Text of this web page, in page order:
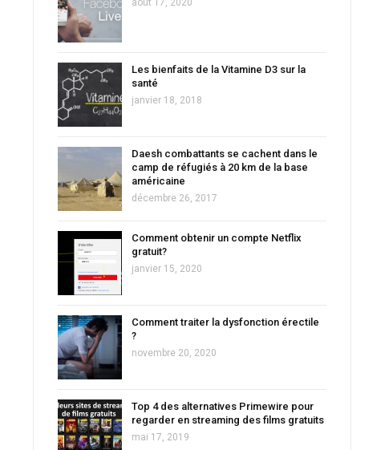
août 17, 2020
Les bienfaits de la Vitamine D3 sur la
santé
janvier 18, 2018
Daesh combattants se cachent dans le
camp de réfugiés à 20 km de la base
américaine
décembre 26, 2017
Comment obtenir un compte Netflix
gratuit?
janvier 15, 2020
Comment traiter la dysfonction érectile
?
novembre 20, 2020
Top 4 des alternatives Primewire pour
regarder en streaming des films gratuits
mai 17, 2019